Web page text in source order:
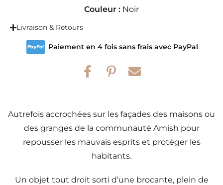
Couleur : Noir
Livraison & Retours
Paiement en 4 fois sans frais avec PayPal
Autrefois accrochées sur les façades des maisons ou
des granges de la communauté Amish pour
repousser les mauvais esprits et protéger les
habitants.
Un objet tout droit sorti d’une brocante, plein de